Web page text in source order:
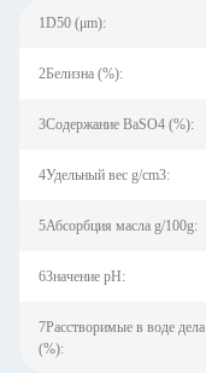
1D50 (μm):
2Белизна (%):
3Содержание BaSO4 (%):
4Удельный вес g/cm3:
5Абсорбция масла g/100g:
6Значение pH:
7Расстворимые в воде дела
(%):